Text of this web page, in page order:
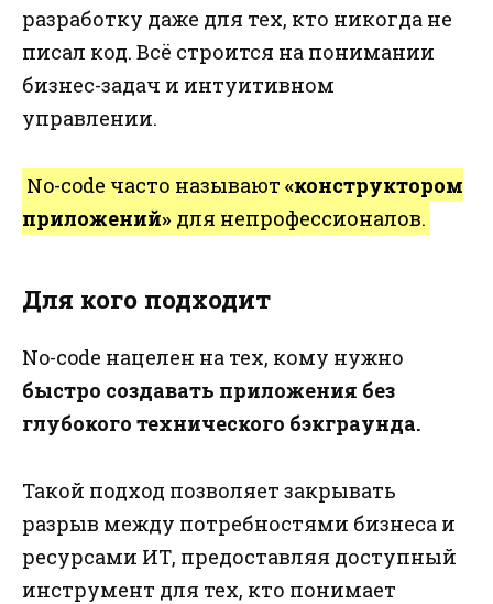
разработку даже для тех, кто никогда не
писал код. Всё строится на понимании
бизнес-задач и интуитивном
управлении.
No-code часто называют «конструктором
приложений» для непрофессионалов.
Для кого подходит
No-code нацелен на тех, кому нужно
быстро создавать приложения без
глубокого технического бэкграунда.
Такой подход позволяет закрывать
разрыв между потребностями бизнеса и
ресурсами ИТ, предоставляя доступный
инструмент для тех, кто понимает